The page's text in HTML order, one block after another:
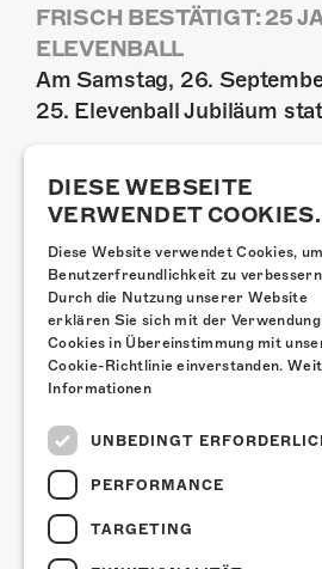
FRISCH BESTÄTIGT: 25
ELEVENBALL
Am Samstag, 26.
25. Elevenball Jubiläum
Am Donnerstag, 29.
GZUZ in die Kulturfabrik
AIRBOURNE - SPECIAL
Wow, das ist ein Ding!
MI, 22. Juli 2026 für eine
Summer Show ins Kofmehl.
DIESE WEBSEITE
VERWENDET COOKIES.
Diese Website verwendet Cookies,
Benutzerfreundlichkeit zu
Durch die Nutzung unserer Website
erklären Sie sich mit der Verwendung
Cookies in Übereinstimmung mit
Cookie-Richtlinie einverstanden.
Informationen
UNBEDINGT
PERFORMANCE
TARGETING